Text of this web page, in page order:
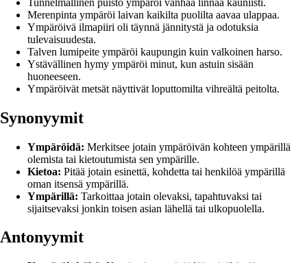
Merenpinta ympäröi laivan kaikilta puolilta aavaa ulappaa.
Ympäröivä ilmapiiri oli täynnä jännitystä ja odotuksia
tulevaisuudesta.
Talven lumipeite ympäröi kaupungin kuin valkoinen harso.
Ystävällinen hymy ympäröi minut, kun astuin sisään
huoneeseen.
Ympäröivät metsät näyttivät loputtomilta vihreältä peitolta.
Synonyymit
Ympäröidä: Merkitsee jotain ympäröivän kohteen ympärillä
olemista tai kietoutumista sen ympärille.
Kietoa: Pitää jotain esinettä, kohdetta tai henkilöä ympärillä
oman itsensä ympärillä.
Ympärillä: Tarkoittaa jotain olevaksi, tapahtuvaksi tai
sijaitsevaksi jonkin toisen asian lähellä tai ulkopuolella.
Antonyymit